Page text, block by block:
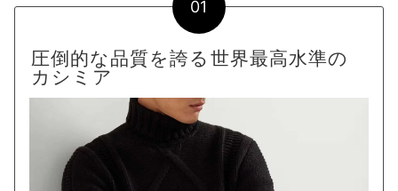
01
圧倒的な品質を誇る世界最高水準の
カシミア